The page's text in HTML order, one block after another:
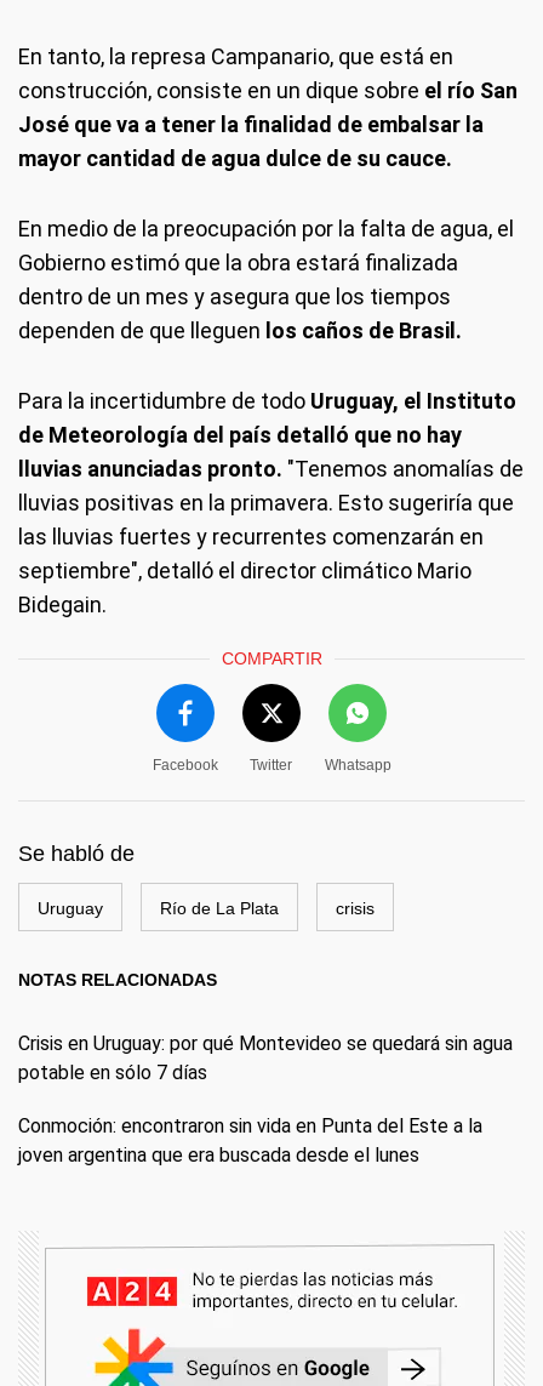
En tanto, la represa Campanario, que está en
construcción, consiste en un dique sobre el río San
José que va a tener la finalidad de embalsar la
mayor cantidad de agua dulce de su cauce.
En medio de la preocupación por la falta de agua, el
Gobierno estimó que la obra estará finalizada
dentro de un mes y asegura que los tiempos
dependen de que lleguen los caños de Brasil.
Para la incertidumbre de todo Uruguay, el Instituto
de Meteorología del país detalló que no hay
lluvias anunciadas pronto. "Tenemos anomalías de
lluvias positivas en la primavera. Esto sugeriría que
las lluvias fuertes y recurrentes comenzarán en
septiembre", detalló el director climático Mario
Bidegain.
COMPARTIR
Facebook Twitter Whatsapp
Se habló de
Uruguay Río de La Plata crisis
NOTAS RELACIONADAS
Crisis en Uruguay: por qué Montevideo se quedará sin agua
potable en sólo 7 días
Conmoción: encontraron sin vida en Punta del Este a la
joven argentina que era buscada desde el lunes